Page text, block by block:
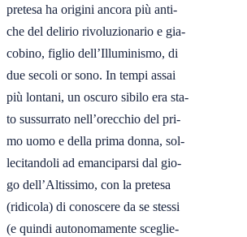
pretesa ha origini ancora più anti-
che del delirio rivoluzionario e gia-
cobino, figlio dell’Illuminismo, di
due secoli or sono. In tempi assai
più lontani, un oscuro sibilo era sta-
to sussurrato nell’orecchio del pri-
mo uomo e della prima donna, sol-
lecitandoli ad emanciparsi dal gio-
go dell’Altissimo, con la pretesa
(ridicola) di conoscere da se stessi
(e quindi autonomamente sceglie-